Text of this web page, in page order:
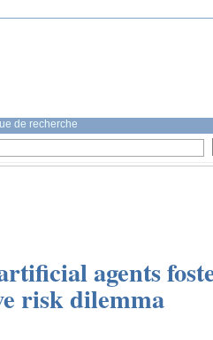
de recherche
agents
risk dilemma